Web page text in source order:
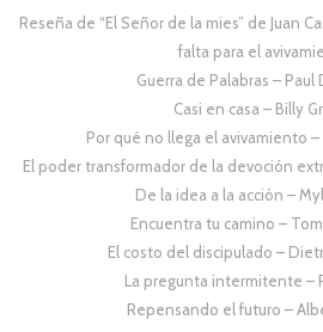
Reseña de “El Señor de la mies” de Juan
falta para el
Guerra de Palabras – Paul
Casi en casa – Billy
Por qué no llega el avivamiento –
El poder transformador de la devoción
De la idea a la acción –
Encuentra tu camino –
El costo del discipulado –
La pregunta intermitente –
Repensando el futuro –